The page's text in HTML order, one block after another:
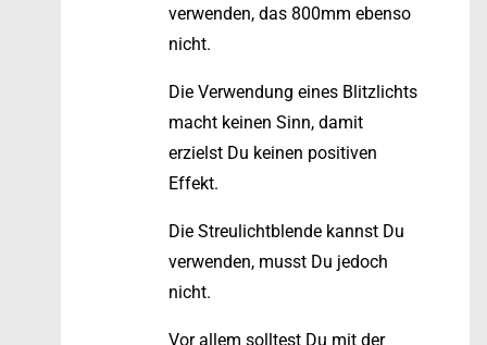
verwenden, das 800mm ebenso
nicht.
Die Verwendung eines Blitzlichts
macht keinen Sinn, damit
erzielst Du keinen positiven
Effekt.
Die Streulichtblende kannst Du
verwenden, musst Du jedoch
nicht.
Vor allem solltest Du mit der